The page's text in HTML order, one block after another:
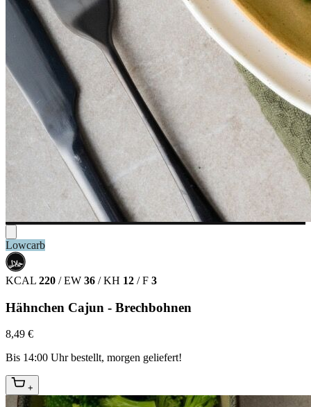
Lowcarb
حلال
HALAL
KCAL 220 / EW 36 / KH 12 / F 3
Hähnchen Cajun - Brechbohnen
8,49 €
Bis 14:00 Uhr bestellt, morgen geliefert!
+